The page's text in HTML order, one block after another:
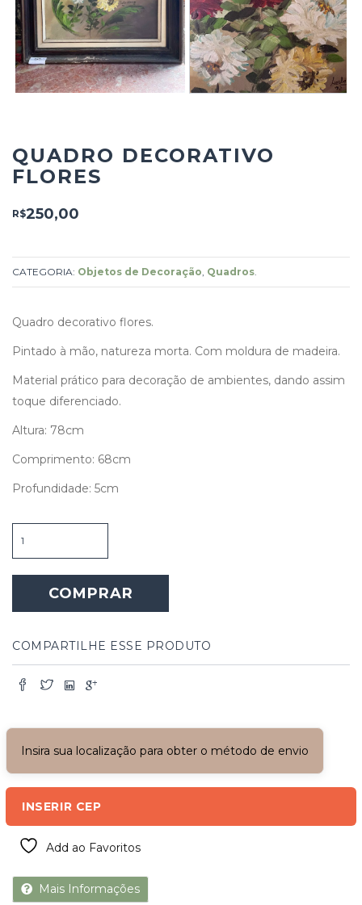
QUADRO DECORATIVO
FLORES
R$250,00
CATEGORIA: Objetos de Decoração Quadros
Quadro decorativo flores.
Pintado à mão, natureza morta. Com moldura de madeira.
Material prático para decoração de ambientes, dando assim
toque diferenciado.
Altura: 78cm
Comprimento: 68cm
Profundidade: 5cm
Decorativo
Flores
quantidade
COMPRAR
COMPARTILHE ESSE PRODUTO
Insira sua localização para obter o método de envio
INSERIR CEP
Add ao Favoritos
Mais Informações